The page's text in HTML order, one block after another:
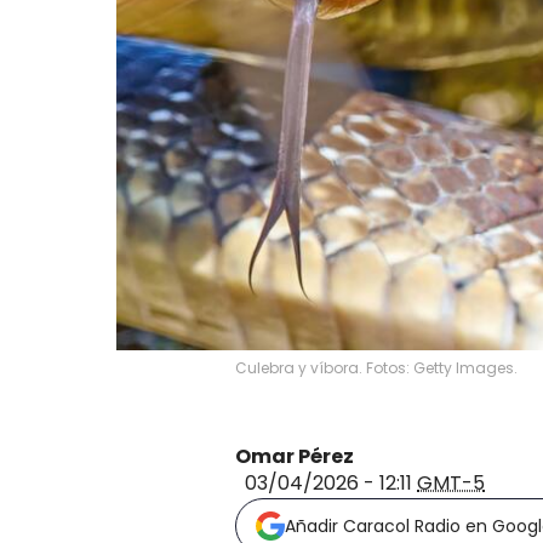
Culebra y víbora. Fotos: Getty Images.
Omar Pérez
03/04/2026 - 12:11 GMT-5
Añadir Caracol Radio en